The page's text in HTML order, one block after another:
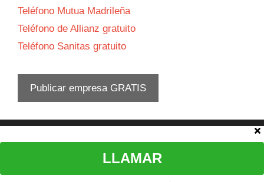
Teléfono Mutua Madrileña
Teléfono de Allianz gratuito
Teléfono Sanitas gratuito
Publicar empresa GRATIS
© 2026 Teléfono atención al cliente•Política privacidad
cookies-Contacta con nosotros
LLAMAR